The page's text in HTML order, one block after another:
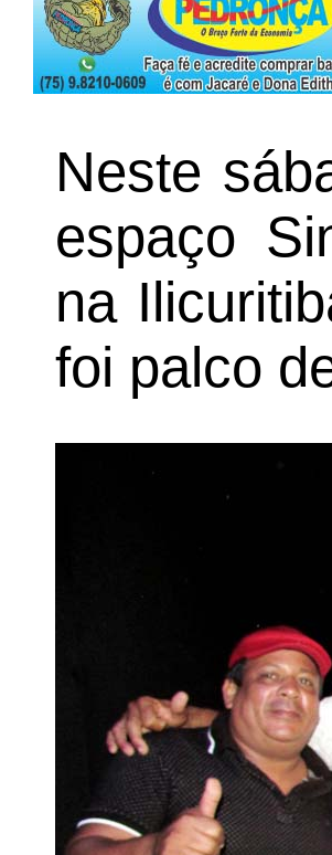
Neste
espaço
na
foi palco